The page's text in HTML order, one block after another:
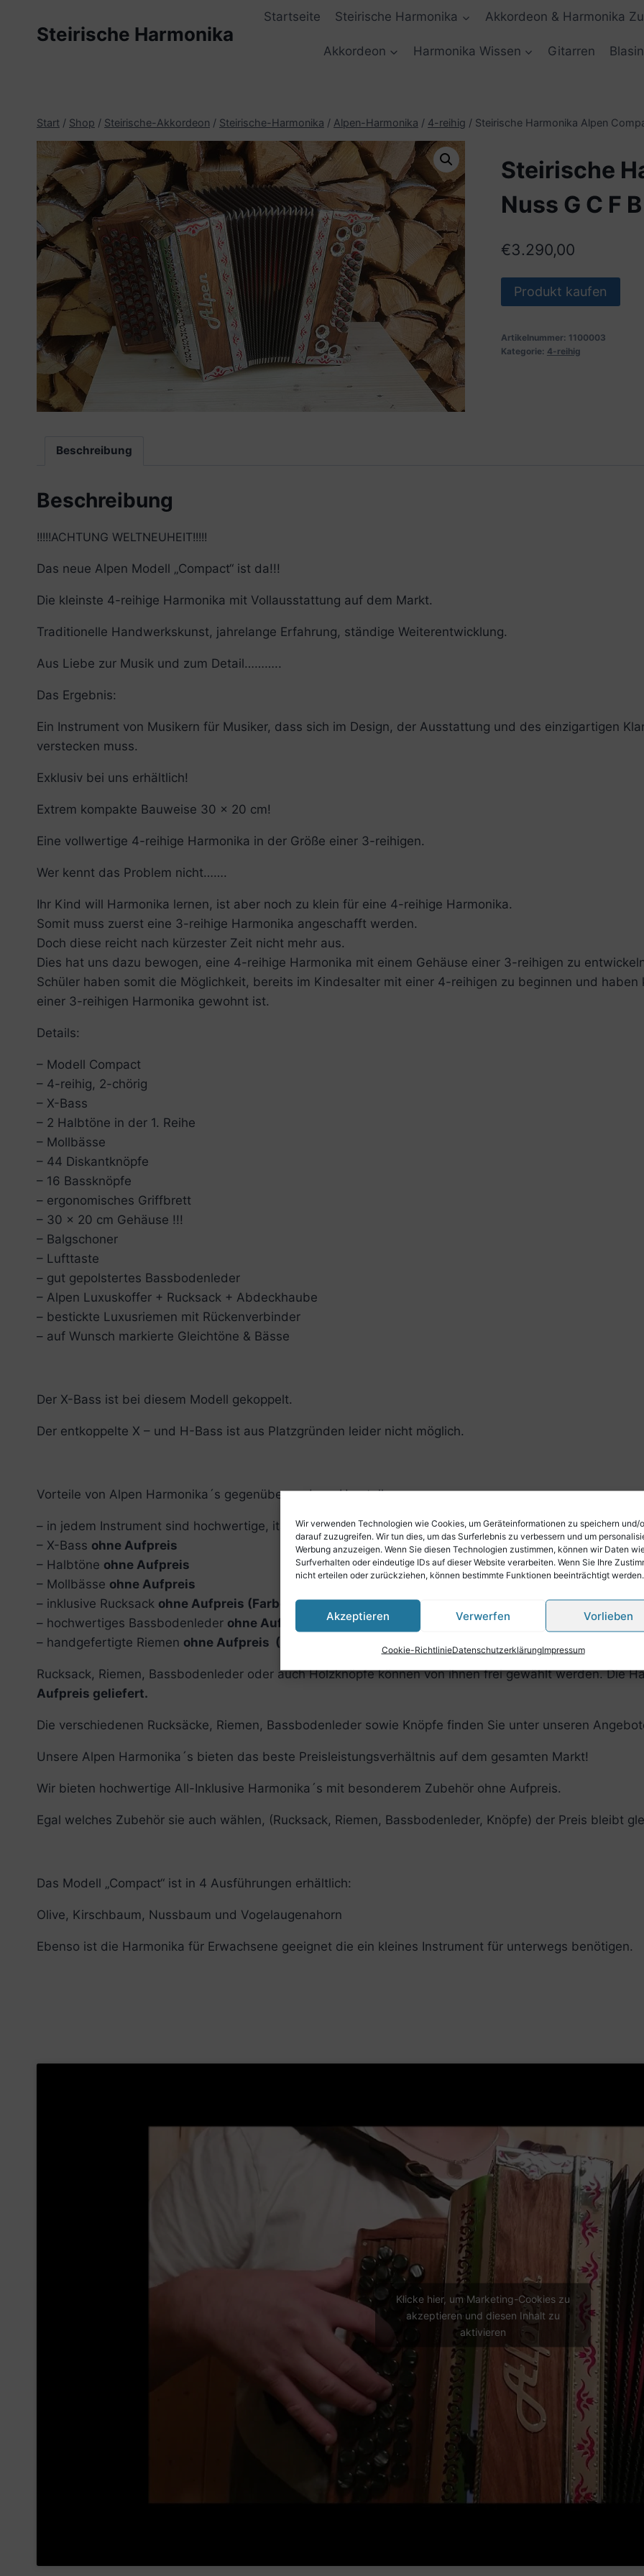
Wir verwenden Technologien wie Cookies, um Geräteinformationen zu speichern und/
darauf zuzugreifen. Wir tun dies, um das Surferlebnis zu verbessern und um
Werbung anzuzeigen. Wenn Sie diesen Technologien zustimmen, können wir Daten
Surfverhalten oder eindeutige IDs auf dieser Website verarbeiten. Wenn Sie Ihre
nicht erteilen oder zurückziehen, können bestimmte Funktionen beeinträchtigt werden.
Akzeptieren Verwerfen Vorlieben
Cookie-RichtlinieDatenschutzerklärungImpressum
Steirische Harmonika
Startseite Steirische Harmonika Akkordeon & Harmonika
Akkordeon Harmonika Wissen Gitarren
Start / Shop / Steirische-Akkordeon / Steirische-Harmonika / Alpen-Harmonika / 4-reihig / Steirische Harmonika Alpen
Steirische
Nuss G C F B
€3.290,00
Produkt kaufen
Artikelnummer: 1100003
Kategorie: 4-reihig
Beschreibung
Beschreibung
!!!!!ACHTUNG WELTNEUHEIT!!!!!
Das neue Alpen Modell „Compact“ ist da!!!
Die kleinste 4-reihige Harmonika mit Vollausstattung auf dem Markt.
Traditionelle Handwerkskunst, jahrelange Erfahrung, ständige Weiterentwicklung.
Aus Liebe zur Musik und zum Detail………..
Das Ergebnis:
Ein Instrument von Musikern für Musiker, dass sich im Design, der Ausstattung und des einzigartigen
verstecken muss.
Exklusiv bei uns erhältlich!
Extrem kompakte Bauweise 30 x 20 cm!
Eine vollwertige 4-reihige Harmonika in der Größe einer 3-reihigen.
Wer kennt das Problem nicht…….
Ihr Kind will Harmonika lernen, ist aber noch zu klein für eine 4-reihige Harmonika.
Somit muss zuerst eine 3-reihige Harmonika angeschafft werden.
Doch diese reicht nach kürzester Zeit nicht mehr aus.
Dies hat uns dazu bewogen, eine 4-reihige Harmonika mit einem Gehäuse einer 3-reihigen zu
Schüler haben somit die Möglichkeit, bereits im Kindesalter mit einer 4-reihigen zu beginnen und haben
einer 3-reihigen Harmonika gewohnt ist.
Details:
– Modell Compact
– 4-reihig, 2-chörig
– X-Bass
– 2 Halbtöne in der 1. Reihe
– Mollbässe
– 44 Diskantknöpfe
– 16 Bassknöpfe
– ergonomisches Griffbrett
– 30 x 20 cm Gehäuse !!!
– Balgschoner
– Lufttaste
– gut gepolstertes Bassbodenleder
– Alpen Luxuskoffer + Rucksack + Abdeckhaube
– bestickte Luxusriemen mit Rückenverbinder
– auf Wunsch markierte Gleichtöne & Bässe
Der X-Bass ist bei diesem Modell gekoppelt.
Der entkoppelte X – und H-Bass ist aus Platzgründen leider nicht möglich.
Vorteile von Alpen Harmonika´s gegenüber anderer Hersteller:
– in jedem Instrument sind hochwertige, italienische Stimmzungen verbaut
– X-Bass ohne Aufpreis
– Halbtöne ohne Aufpreis
– Mollbässe ohne Aufpreis
– inklusive Rucksack ohne Aufpreis (Farbe und Material frei wählbar)
– hochwertiges Bassbodenleder ohne Aufpreis (Farbe und Material frei wählbar)
– handgefertigte Riemen ohne Aufpreis (Farbe und Material frei wählbar)
Rucksack, Riemen, Bassbodenleder oder auch Holzknöpfe können von ihnen frei gewählt werden. Die
Aufpreis geliefert.
Die verschiedenen Rucksäcke, Riemen, Bassbodenleder sowie Knöpfe finden Sie unter unseren
Unsere Alpen Harmonika´s bieten das beste Preisleistungsverhältnis auf dem gesamten Markt!
Wir bieten hochwertige All-Inklusive Harmonika´s mit besonderem Zubehör ohne Aufpreis.
Egal welches Zubehör sie auch wählen, (Rucksack, Riemen, Bassbodenleder, Knöpfe) der Preis bleibt
Das Modell „Compact“ ist in 4 Ausführungen erhältlich:
Olive, Kirschbaum, Nussbaum und Vogelaugenahorn
Ebenso ist die Harmonika für Erwachsene geeignet die ein kleines Instrument für unterwegs benötigen.
Klicke hier, um Marketing-Cookies zu
akzeptieren und diesen Inhalt zu
aktivieren